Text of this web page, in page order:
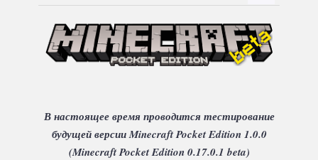
В настоящее время проводится тестирование
будущей версии Minecraft Pocket Edition 1.0.0
(Minecraft Pocket Edition 0.17.0.1 beta)